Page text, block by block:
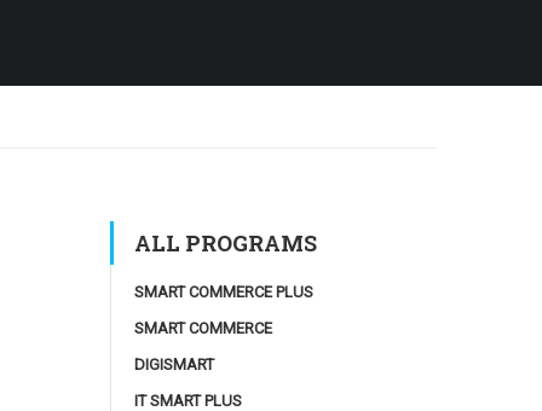
ALL PROGRAMS
SMART COMMERCE PLUS
SMART COMMERCE
DIGISMART
IT SMART PLUS